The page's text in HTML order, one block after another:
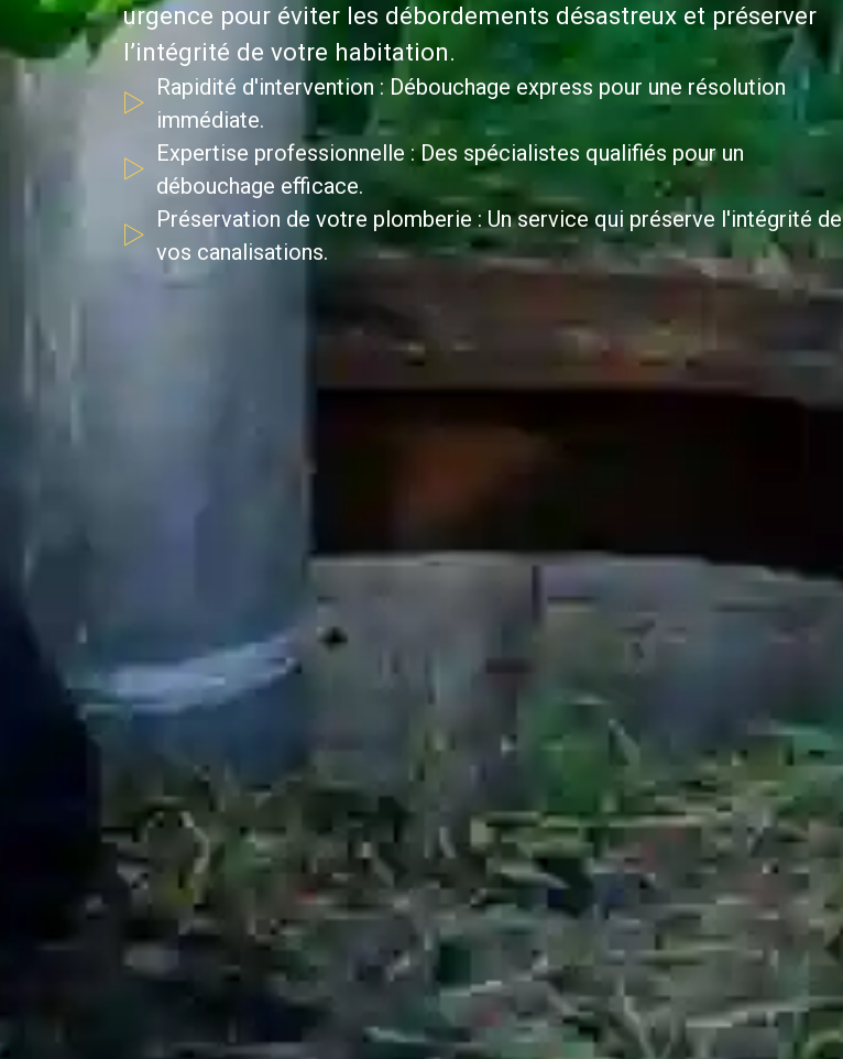
urgence pour éviter les débordements désastreux et préserver
l’intégrité de votre habitation.
Rapidité d'intervention : Débouchage express pour une résolution
immédiate.
Expertise professionnelle : Des spécialistes qualifiés pour un
débouchage efficace.
Préservation de votre plomberie : Un service qui préserve l'intégrité de
vos canalisations.